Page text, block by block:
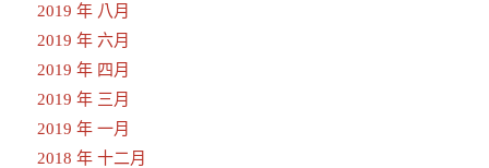
2019 年 八月
2019 年 六月
2019 年 四月
2019 年 三月
2019 年 一月
2018 年 十二月